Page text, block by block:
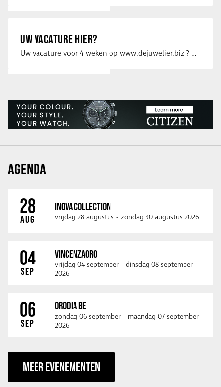
UW VACATURE HIER?
Uw vacature voor 4 weken op www.dejuwelier.biz ? Neem dan contact op met …
AGENDA
28
AUG
INOVA COLLECTION
vrijdag 28 augustus - zondag 30 augustus 2026
04
SEP
VINCENZAORO
vrijdag 04 september - dinsdag 08 september
2026
06
SEP
ORODIA BE
zondag 06 september - maandag 07 september
2026
MEER EVENEMENTEN